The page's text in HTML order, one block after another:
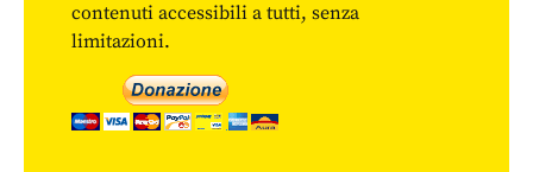
contenuti accessibili a tutti, senza
limitazioni.